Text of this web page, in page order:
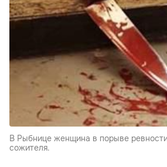
В Рыбнице женщина в порыве
сожителя.